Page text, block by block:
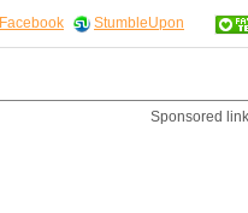
Facebook StumbleUpon
Sponsored